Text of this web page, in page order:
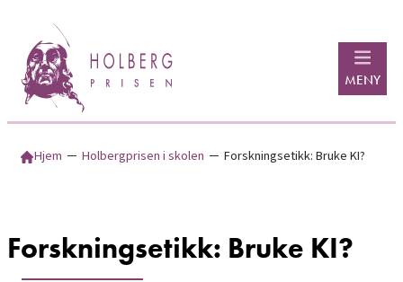
innhold
MENY
Hjem ─ Holbergprisen i skolen ─ Forskningsetikk: Bruke KI?
Forskningsetikk: Bruke KI?